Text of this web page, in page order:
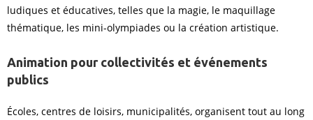
ludiques et éducatives, telles que la magie, le maquillage
thématique, les mini-olympiades ou la création artistique.
Animation pour collectivités et événements
publics
Écoles, centres de loisirs, municipalités, organisent tout au long